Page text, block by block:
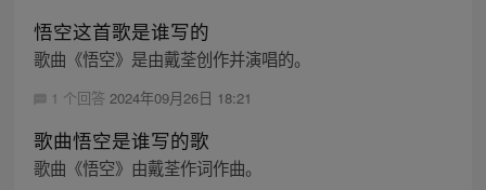
悟空这首歌是谁写的
歌曲《悟空》是由戴荃创作并演唱的。
1 个回答 2024年09月26日 18:21
歌曲悟空是谁写的歌
歌曲《悟空》由戴荃作词作曲。